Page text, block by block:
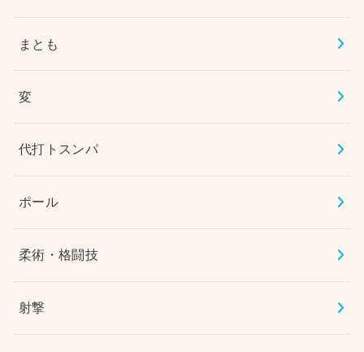
まとも
変
代打トスンパ
ポール
柔術・格闘技
射撃